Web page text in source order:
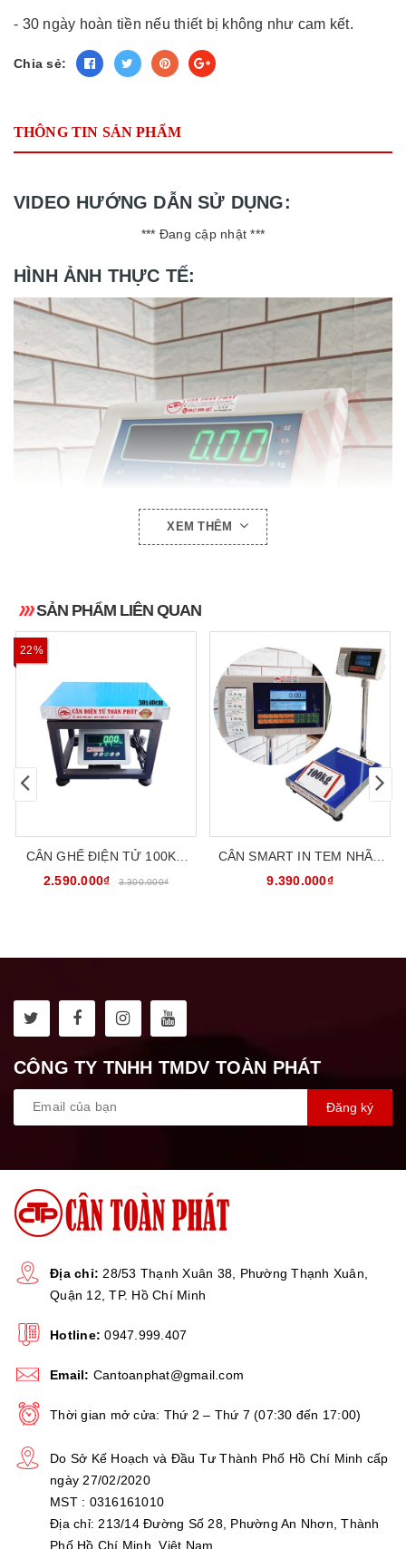
- 30 ngày hoàn tiền nếu thiết bị không như cam kết.
Chia sẻ:
THÔNG TIN SẢN PHẨM
VIDEO HƯỚNG DẪN SỬ DỤNG:
*** Đang cập nhật ***
HÌNH ẢNH THỰC TẾ:
Ảnh: Bộ chỉ thị B19W thiết kế màn hình LED rõ nét, dễ
quan sát ở mọi góc độ.
XEM THÊM
SẢN PHẨM LIÊN QUAN
22%
CÂN GHẾ ĐIỆN TỬ 100KG
30X40CM CATOPHA
2.590.000₫ 3.300.000₫
CÂN SMART IN TEM NHÃN
DÁN 100KG CÂN BÀN ĐIỆN
9.390.000₫
CÔNG TY TNHH TMDV TOÀN PHÁT
Đăng ký
Địa chỉ: 28/53 Thạnh Xuân 38, Phường Thạnh Xuân,
Quận 12, TP. Hồ Chí Minh
Hotline: 0947.999.407
Email: Cantoanphat@gmail.com
Thời gian mở cửa: Thứ 2 – Thứ 7 (07:30 đến 17:00)
Do Sở Kế Hoạch và Đầu Tư Thành Phố Hồ Chí Minh cấp
ngày 27/02/2020
MST : 0316161010
Địa chỉ: 213/14 Đường Số 28, Phường An Nhơn, Thành
Phố Hồ Chí Minh, Việt Nam.